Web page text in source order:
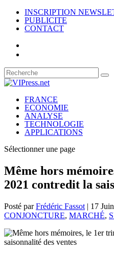
INSCRIPTION
PUBLICITE
CONTACT
FRANCE
ECONOMIE
ANALYSE
TECHNOLOGIE
APPLICATIONS
Sélectionner une page
Même hors
2021 contredit la
Posté parFrédéric Fassot | 17
CONJONCTURE, MARCHÉ,